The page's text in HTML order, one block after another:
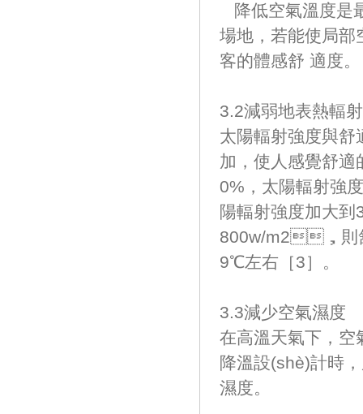
降低空氣溫度是
場地，若能使
客的體感舒 適度。
3.2減弱地表熱輻射
太陽輻射強度與舒
加，使人感覺
0%，太陽輻射強
陽輻射強度加大到
800w/m2，則舒
9℃左右［3］。
3.3減少空氣濕度
在高溫天氣下，
降溫設(shè)計時
濕度。